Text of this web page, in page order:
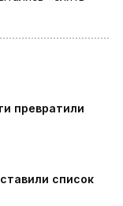
превратили
список